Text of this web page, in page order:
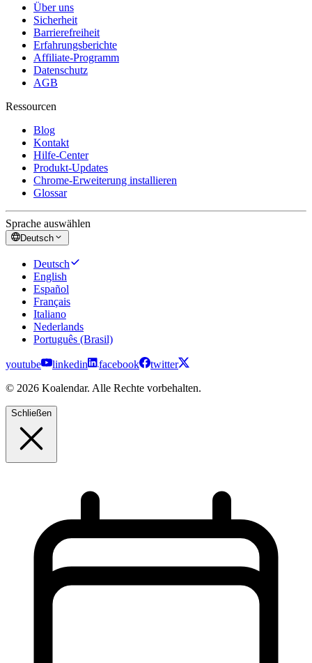
Über uns
Sicherheit
Barrierefreiheit
Erfahrungsberichte
Affiliate-Programm
Datenschutz
AGB
Ressourcen
Blog
Kontakt
Hilfe-Center
Produkt-Updates
Chrome-Erweiterung installieren
Glossar
Sprache auswählen
Deutsch
Deutsch
English
Español
Français
Italiano
Nederlands
Português (Brasil)
youtube linkedin facebook
twitter
© 2026 Koalendar. Alle Rechte vorbehalten.
Schließen